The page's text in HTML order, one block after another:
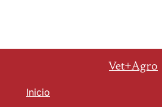
Vet+Agro
Inicio